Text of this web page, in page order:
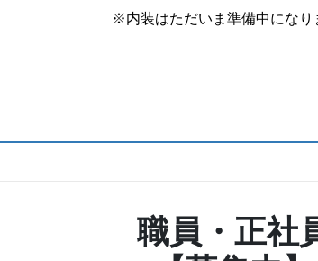
※内装はただいま準備中になり
職員・正社